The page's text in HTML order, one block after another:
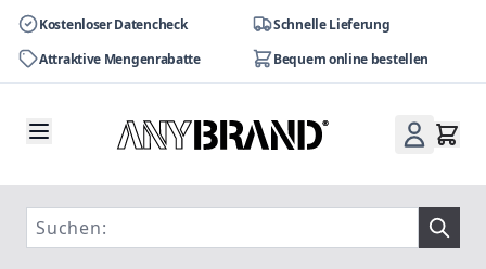
Kostenloser Datencheck
Schnelle Lieferung
Attraktive Mengenrabatte
Bequem online bestellen